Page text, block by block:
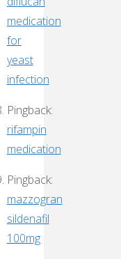
medication
for
yeast
infection
Pingback:
rifampin
medication
Pingback:
mazzogran
sildenafil
100mg